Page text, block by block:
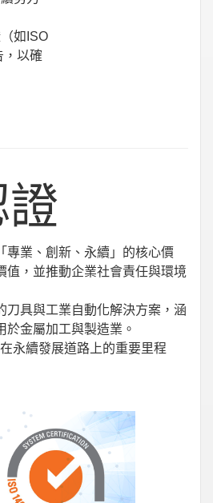
如ISO
，以確
專業、創新、永續」的核心價
值，並推動企業社會責任與環境
刀具與工業自動化解決方案，涵
於金屬加工與製造業。
永續發展道路上的重要里程